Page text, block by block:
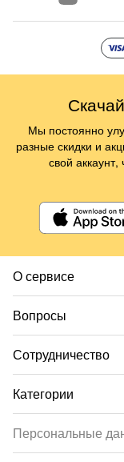
О сервисе
Вопросы
Сотрудничество
Категории
Персональные
Мы постоянно
разные скидки и
свой